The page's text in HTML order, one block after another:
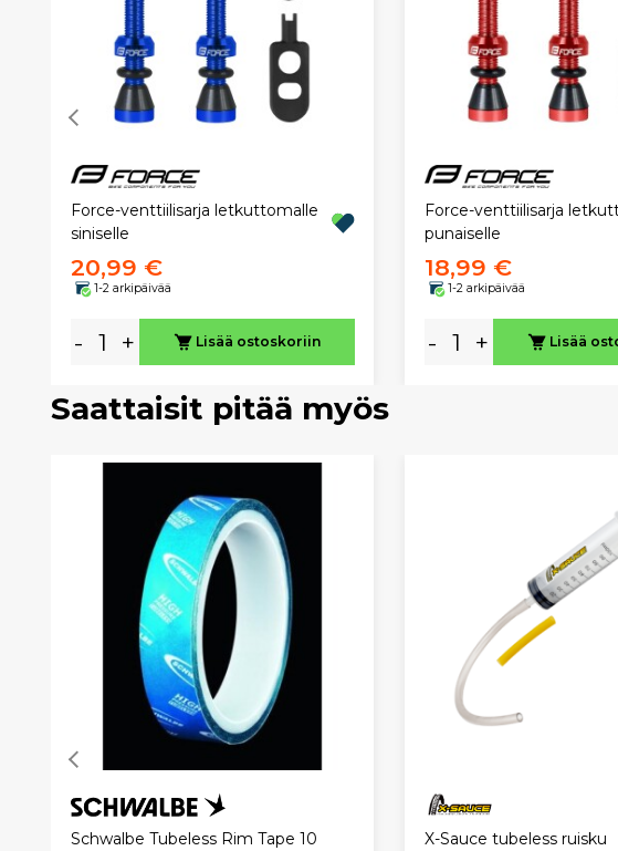
Force-venttiilisarja letkuttomalle
siniselle
20,99 €
1-2 arkipäivää
- + Lisää ostoskoriin
Force-venttiilisarja
punaiselle
18,99 €
1-2 arkipäivää
- + Lisää
Saattaisit pitää myös
Schwalbe Tubeless Rim Tape 10
X-Sauce tubeless ruisku